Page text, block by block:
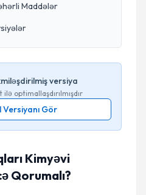
Maddələr
versiya
optimallaşdırılmışdır
Gör
Kimyəvi
Qorumalı?